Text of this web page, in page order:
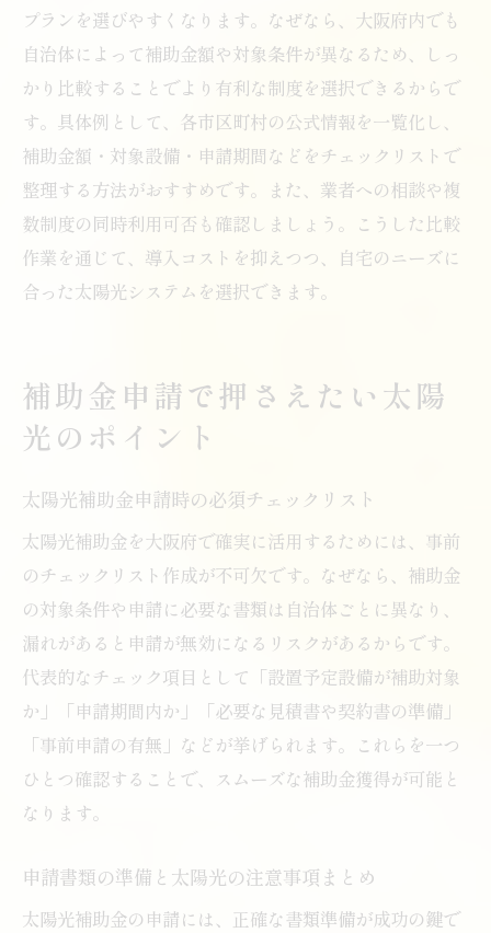
プランを選びやすくなります。なぜなら、大阪府内でも
自治体によって補助金額や対象条件が異なるため、しっ
かり比較することでより有利な制度を選択できるからで
す。具体例として、各市区町村の公式情報を一覧化し、
補助金額・対象設備・申請期間などをチェックリストで
整理する方法がおすすめです。また、業者への相談や複
数制度の同時利用可否も確認しましょう。こうした比較
作業を通じて、導入コストを抑えつつ、自宅のニーズに
合った太陽光システムを選択できます。
補助金申請で押さえたい太陽
光のポイント
太陽光補助金申請時の必須チェックリスト
太陽光補助金を大阪府で確実に活用するためには、事前
のチェックリスト作成が不可欠です。なぜなら、補助金
の対象条件や申請に必要な書類は自治体ごとに異なり、
漏れがあると申請が無効になるリスクがあるからです。
代表的なチェック項目として「設置予定設備が補助対象
か」「申請期間内か」「必要な見積書や契約書の準備」
「事前申請の有無」などが挙げられます。これらを一つ
ひとつ確認することで、スムーズな補助金獲得が可能と
なります。
申請書類の準備と太陽光の注意事項まとめ
太陽光補助金の申請には、正確な書類準備が成功の鍵で